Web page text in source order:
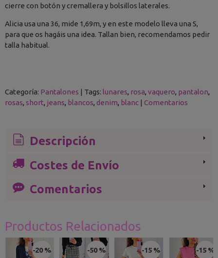
cierre con botón y cremallera y bolsillos laterales.
Alicia usa una 36, mide 1,69m, y en este modelo lleva una S,
para que os hagáis una idea. Tallan bien, recomendamos pedir
talla habitual.
Categoría: Pantalones | Tags: lunares rosa vaquero pantalon
rosas short jeans blancos denim blanc | Comentarios
Descripción
Costes de Envío
Comentarios
Productos Relacionados
-20 % -50 % -15 % -15 %